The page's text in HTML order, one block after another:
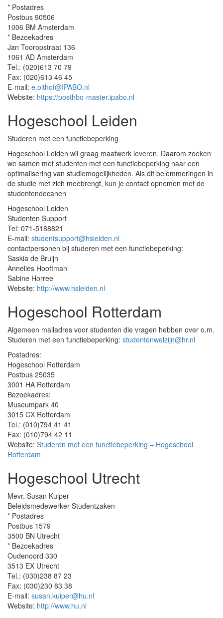
* Postadres
Postbus 90506
1006 BM Amsterdam
* Bezoekadres
Jan Tooropstraat 136
1061 AD Amsterdam
Tel.: (020)613 70 79
Fax: (020)613 46 45
E-mail: e.olthof@IPABO.nl
Website: https://posthbo-master.ipabo.nl
Hogeschool Leiden
Studeren met een functiebeperking
Hogeschool Leiden wil graag maatwerk leveren. Daarom zoeken
we samen met studenten met een functiebeperking naar een
optimalisering van studiemogelijkheden. Als dit belemmeringen in
de studie met zich meebrengt, kun je contact opnemen met de
studentendecanen
Hogeschool Leiden
Studenten Support
Tel: 071-5188821
E-mail: studentsupport@hsleiden.nl
contactpersonen bij studeren met een functiebeperking:
Saskia de Bruijn
Annelies Hooftman
Sabine Horree
Website: http://www.hsleiden.nl
Hogeschool Rotterdam
Algemeen mailadres voor studenten die vragen hebben over o.m.
Studeren met een functiebeperking: studentenwelzijn@hr.nl
Postadres:
Hogeschool Rotterdam
Postbus 25035
3001 HA Rotterdam
Bezoekadres:
Museumpark 40
3015 CX Rotterdam
Tel.: (010)794 41 41
Fax: (010)794 42 11
Website: Studeren met een functiebeperking – Hogeschool
Rotterdam
Hogeschool Utrecht
Mevr. Susan Kuiper
Beleidsmedewerker Studentzaken
* Postadres
Postbus 1579
3500 BN Utrecht
* Bezoekadres
Oudenoord 330
3513 EX Utrecht
Tel.: (030)238 87 23
Fax: (030)230 83 38
E-mail: susan.kuiper@hu.nl
Website: http://www.hu.nl